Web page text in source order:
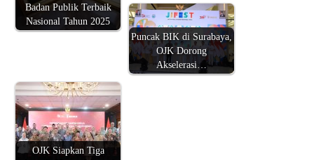
Badan Publik Terbaik
Nasional Tahun 2025
Puncak BIK di Surabaya,
OJK Dorong
Akselerasi…
OJK Siapkan Tiga